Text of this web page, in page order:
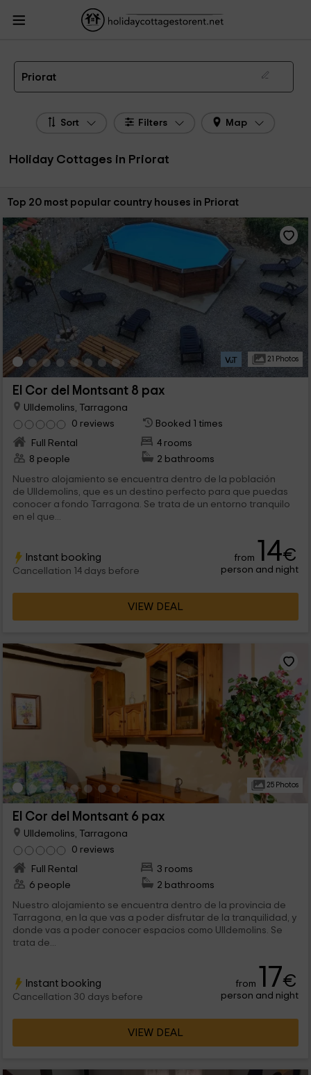
HolidayCottagesToRent.net
The 54 best holiday cottages & country houses in Priorat in 2026
Priorat
Sort Filters Map
Holiday Cottages in Priorat
Sort by:
Top 20 most popular country houses in Priorat
21 Photos
El Cor del Montsant 8 pax
Ulldemolins, Tarragona
0 reviews
Booked 1 times
Full Rental
4 rooms
8 people
2 bathrooms
Nuestro alojamiento se encuentra dentro de la población
de Ulldemolins, que es un destino perfecto para que puedas
conocer a fondo Tarragona. Se trata de un entorno tranquilo
en el que...
Instant booking
Cancellation 14 days before
from 14€
person and night
VIEW DEAL
25 Photos
El Cor del Montsant 6 pax
Ulldemolins, Tarragona
0 reviews
Full Rental
3 rooms
6 people
2 bathrooms
Nuestro alojamiento se encuentra dentro de la provincia de
Tarragona, en la que vas a poder disfrutar de la tranquilidad, y
donde vas a poder conocer espacios como Ulldemolins. Se
trata de...
Instant booking
Cancellation 30 days before
from 17€
person and night
VIEW DEAL